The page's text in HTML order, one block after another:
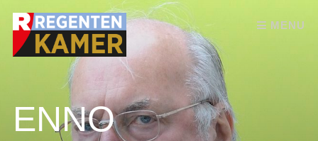
MENU
Skip to content
ENNO